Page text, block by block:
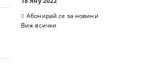
Абонирай се за новини
Виж всички